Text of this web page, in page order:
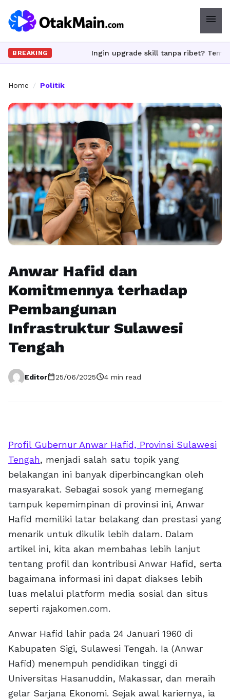
menu
BREAKING Ingin upgrade skill tanpa ribet? Temukan
Home / Politik
Anwar Hafid dan
Komitmennya terhadap
Pembangunan
Infrastruktur Sulawesi
Tengah
Editorcalendar_today25/06/2025schedule4 min read
Profil Gubernur Anwar Hafid, Provinsi Sulawesi
Tengah, menjadi salah satu topik yang
belakangan ini banyak diperbincangkan oleh
masyarakat. Sebagai sosok yang memegang
tampuk kepemimpinan di provinsi ini, Anwar
Hafid memiliki latar belakang dan prestasi yang
menarik untuk dikulik lebih dalam. Dalam
artikel ini, kita akan membahas lebih lanjut
tentang profil dan kontribusi Anwar Hafid, serta
bagaimana informasi ini dapat diakses lebih
luas melalui platform media sosial dan situs
seperti rajakomen.com.
Anwar Hafid lahir pada 24 Januari 1960 di
Kabupaten Sigi, Sulawesi Tengah. Ia (Anwar
Hafid) menempuh pendidikan tinggi di
Universitas Hasanuddin, Makassar, dan meraih
gelar Sarjana Ekonomi. Sejak awal kariernya, ia